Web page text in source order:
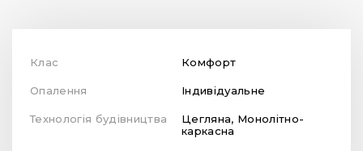
Клас Комфорт
Опалення Індивідуальне
Технологія будівництва
Цегляна, Монолітно-
каркасна